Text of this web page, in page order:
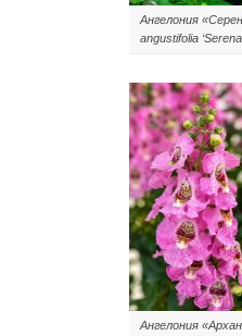
Ангелония
angustifolia
Ангелония